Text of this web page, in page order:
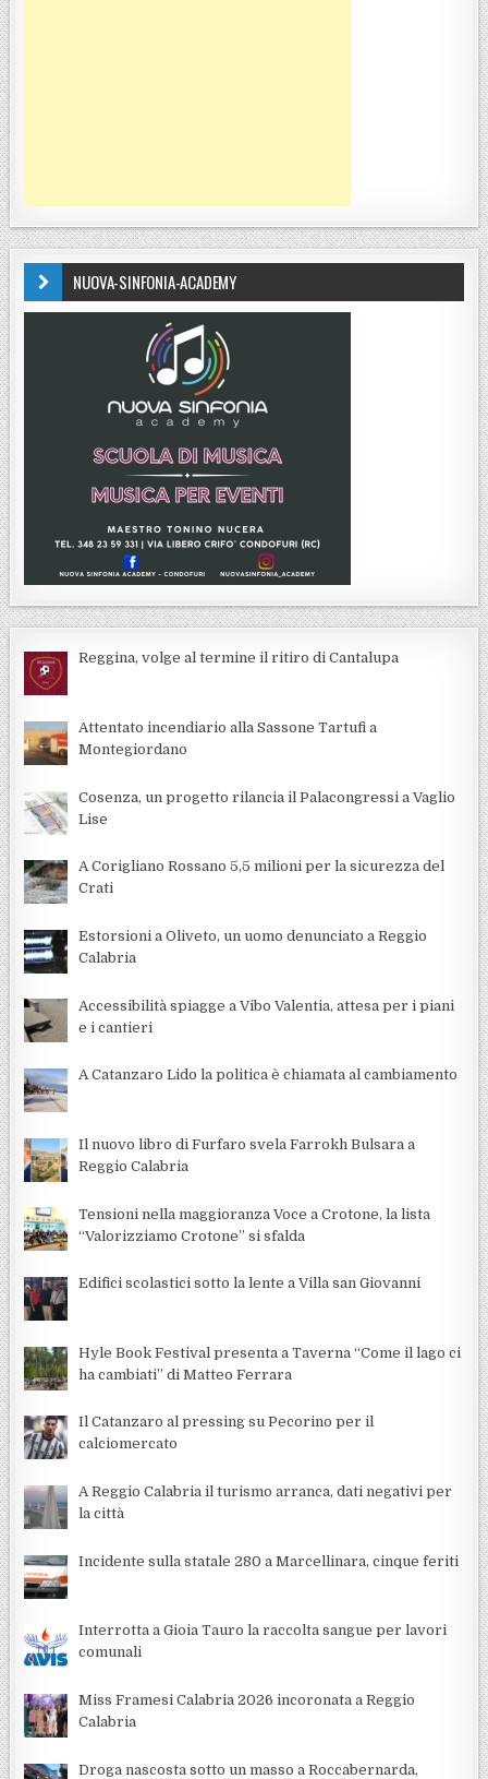
NUOVA-SINFONIA-ACADEMY
Reggina, volge al termine il ritiro di Cantalupa
Attentato incendiario alla Sassone Tartufi a
Montegiordano
Cosenza, un progetto rilancia il Palacongressi a Vaglio
Lise
A Corigliano Rossano 5,5 milioni per la sicurezza del
Crati
Estorsioni a Oliveto, un uomo denunciato a Reggio
Calabria
Accessibilità spiagge a Vibo Valentia, attesa per i piani
e i cantieri
A Catanzaro Lido la politica è chiamata al cambiamento
Il nuovo libro di Furfaro svela Farrokh Bulsara a
Reggio Calabria
Tensioni nella maggioranza Voce a Crotone, la lista
“Valorizziamo Crotone” si sfalda
Edifici scolastici sotto la lente a Villa san Giovanni
Hyle Book Festival presenta a Taverna “Come il lago ci
ha cambiati” di Matteo Ferrara
Il Catanzaro al pressing su Pecorino per il
calciomercato
A Reggio Calabria il turismo arranca, dati negativi per
la città
Incidente sulla statale 280 a Marcellinara, cinque feriti
Interrotta a Gioia Tauro la raccolta sangue per lavori
comunali
Miss Framesi Calabria 2026 incoronata a Reggio
Calabria
Droga nascosta sotto un masso a Roccabernarda,